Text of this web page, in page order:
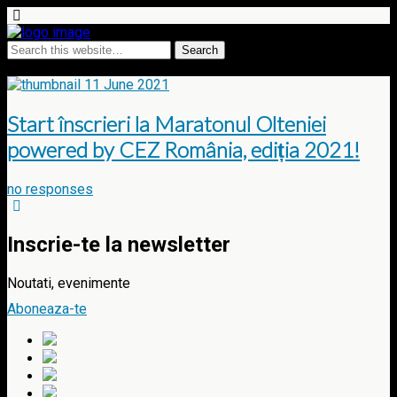
11 June 2021
Start înscrieri la Maratonul Olteniei
powered by CEZ România, ediția 2021!
no responses
Inscrie-te la newsletter
Noutati, evenimente
Aboneaza-te